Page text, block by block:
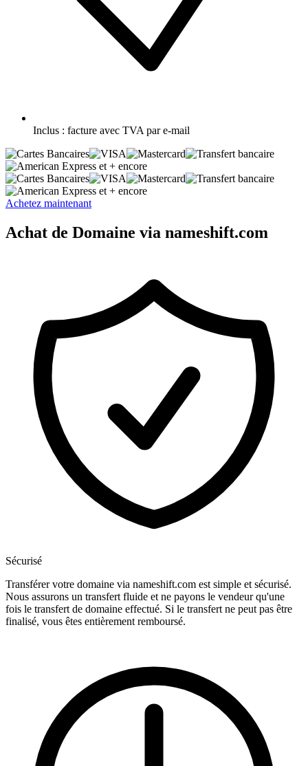
Inclus : facture avec TVA par e-mail
et + encore
et + encore
Achetez maintenant
Achat de Domaine via nameshift.com
Sécurisé
Transférer votre domaine via nameshift.com est simple et sécurisé.
Nous assurons un transfert fluide et ne payons le vendeur qu'une
fois le transfert de domaine effectué. Si le transfert ne peut pas être
finalisé, vous êtes entièrement remboursé.